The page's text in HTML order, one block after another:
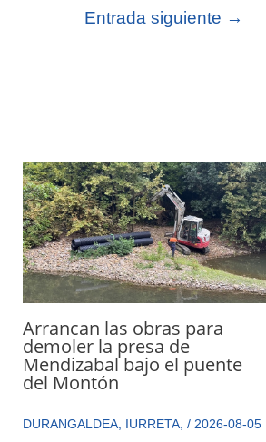
Entrada siguiente →
Arrancan las obras para
demoler la presa de
Mendizabal bajo el puente
del Montón
DURANGALDEA, IURRETA, / 2026-08-05